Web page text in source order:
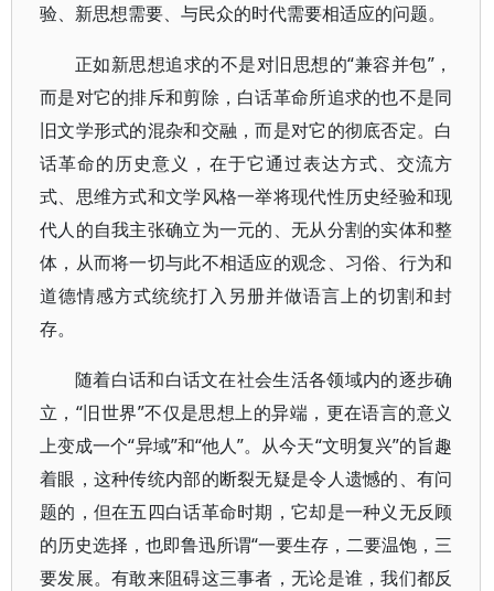
验、新思想需要、与民众的时代需要相适应的问题。
正如新思想追求的不是对旧思想的“兼容并包”，
而是对它的排斥和剪除，白话革命所追求的也不是同
旧文学形式的混杂和交融，而是对它的彻底否定。白
话革命的历史意义，在于它通过表达方式、交流方
式、思维方式和文学风格一举将现代性历史经验和现
代人的自我主张确立为一元的、无从分割的实体和整
体，从而将一切与此不相适应的观念、习俗、行为和
道德情感方式统统打入另册并做语言上的切割和封
存。
随着白话和白话文在社会生活各领域内的逐步确
立，“旧世界”不仅是思想上的异端，更在语言的意义
上变成一个“异域”和“他人”。从今天“文明复兴”的旨趣
着眼，这种传统内部的断裂无疑是令人遗憾的、有问
题的，但在五四白话革命时期，它却是一种义无反顾
的历史选择，也即鲁迅所谓“一要生存，二要温饱，三
要发展。有敢来阻碍这三事者，无论是谁，我们都反